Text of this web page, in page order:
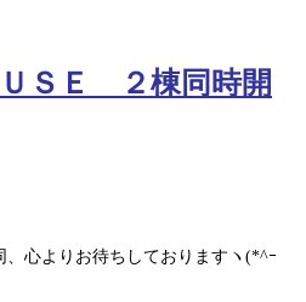
ＳＥ ２棟同時開
、心よりお待ちしておりますヽ(*^ｰ